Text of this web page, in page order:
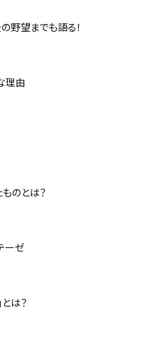
野望までも語る！
理由
のとは？
ーゼ
は？